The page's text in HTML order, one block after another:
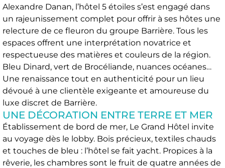
Alexandre Danan, l’hôtel 5 étoiles s’est engagé dans
un rajeunissement complet pour offrir à ses hôtes une
relecture de ce fleuron du groupe Barrière. Tous les
espaces offrent une interprétation novatrice et
respectueuse des matières et couleurs de la région.
Bleu Dinard, vert de Brocéliande, nuances océanes…
Une renaissance tout en authenticité pour un lieu
dévoué à une clientèle exigeante et amoureuse du
luxe discret de Barrière.
UNE DÉCORATION ENTRE TERRE ET MER
Établissement de bord de mer, Le Grand Hôtel invite
au voyage dès le lobby. Bois précieux, textiles chauds
et touches de bleu : l’hôtel se fait yacht. Propices à la
rêverie, les chambres sont le fruit de quatre années de